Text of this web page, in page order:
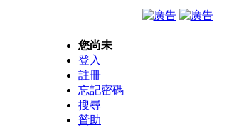
您尚未
登入
註冊
忘記密碼
搜尋
贊助